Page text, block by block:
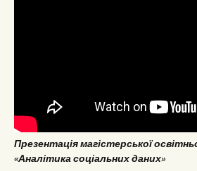
Презентація магістерської
«Аналітика соціальних даних»